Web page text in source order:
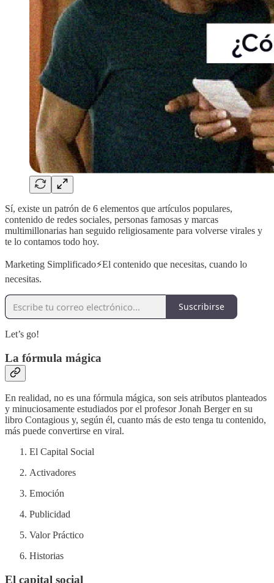
Sí, existe un patrón de 6 elementos que artículos populares,
contenido de redes sociales, personas famosas y marcas
multimillonarias han seguido religiosamente para volverse virales y
te lo contamos todo hoy.
Marketing Simplificado⚡️El contenido que necesitas, cuando lo
necesitas.
Suscribirse
Let’s go!
La fórmula mágica
En realidad, no es una fórmula mágica, son seis atributos planteados
y minuciosamente estudiados por el profesor Jonah Berger en su
libro Contagious y, según él, cuanto más de esto tenga tu contenido,
más puede convertirse en viral.
El Capital Social
Activadores
Emoción
Publicidad
Valor Práctico
Historias
El capital social